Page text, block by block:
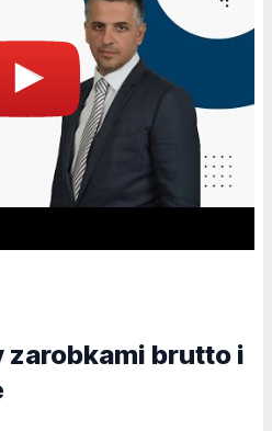
zarobkami brutto i